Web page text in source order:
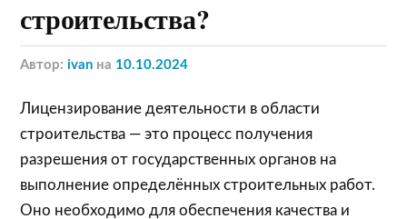
строительства?
Автор:ivan на 10.10.2024
Лицензирование деятельности в области
строительства — это процесс получения
разрешения от государственных органов на
выполнение определённых строительных работ.
Оно необходимо для обеспечения качества и